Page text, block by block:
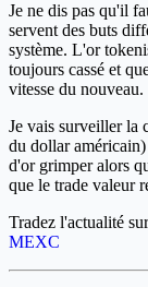
Je ne dis pas qu'il
servent des buts
système. L'or
toujours cassé et
vitesse du nouveau.
Je vais surveiller la
du dollar
d'or grimper alors
que le trade valeur
Tradez l'actualité
MEXC